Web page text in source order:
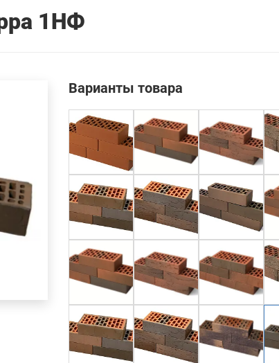
1НФ
Варианты товара